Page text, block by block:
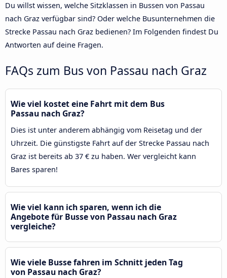
Du willst wissen, welche Sitzklassen in Bussen von Passau
nach Graz verfügbar sind? Oder welche Busunternehmen die
Strecke Passau nach Graz bedienen? Im Folgenden findest Du
Antworten auf deine Fragen.
FAQs zum Bus von Passau nach Graz
Wie viel kostet eine Fahrt mit dem Bus
Passau nach Graz?
Dies ist unter anderem abhängig vom Reisetag und der
Uhrzeit. Die günstigste Fahrt auf der Strecke Passau nach
Graz ist bereits ab 37 € zu haben. Wer vergleicht kann
Bares sparen!
Wie viel kann ich sparen, wenn ich die
Angebote für Busse von Passau nach Graz
vergleiche?
Wie viele Busse fahren im Schnitt jeden Tag
von Passau nach Graz?